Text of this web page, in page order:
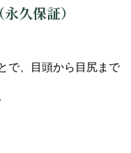
久保証）
で、目頭から目尻まで